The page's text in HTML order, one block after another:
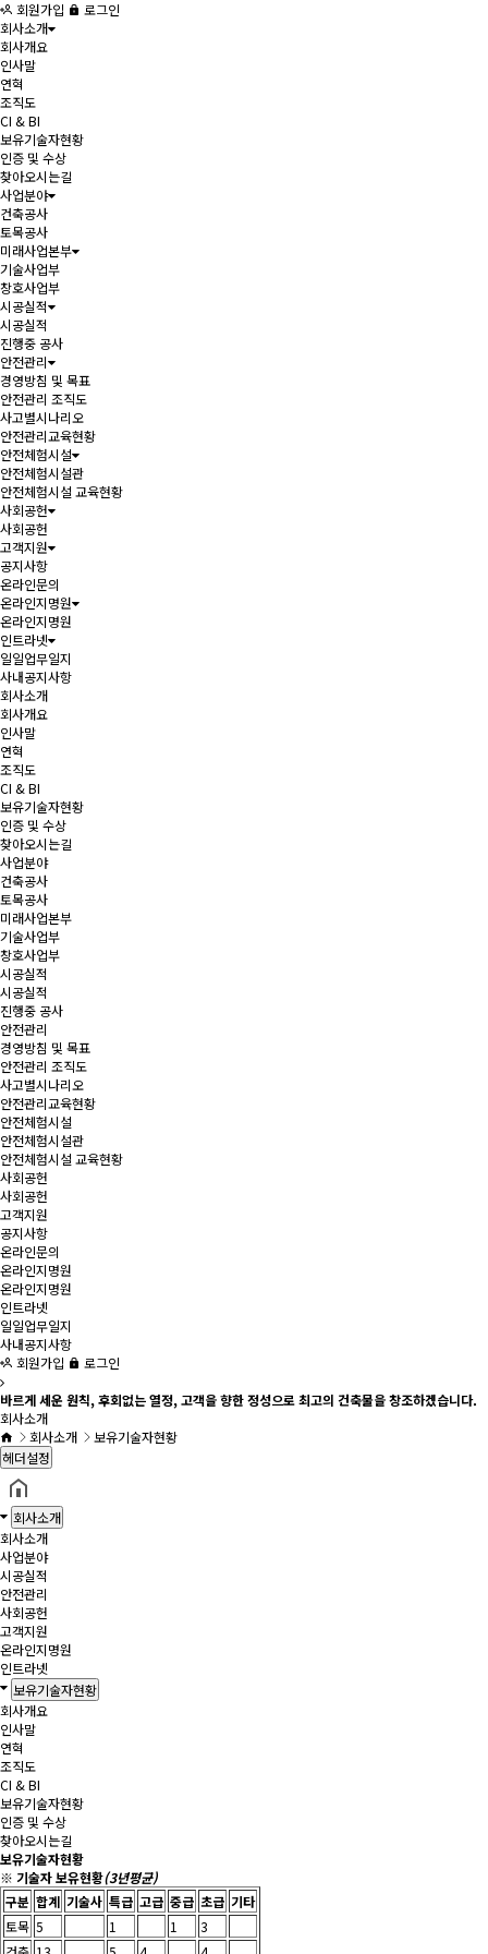
회원가입
로그인
회사소개
회사개요
인사말
연혁
조직도
CI & BI
보유기술자현황
인증 및 수상
찾아오시는길
사업분야
건축공사
토목공사
미래사업본부
기술사업부
창호사업부
시공실적
시공실적
진행중 공사
안전관리
경영방침 및 목표
안전관리 조직도
사고별시나리오
안전관리교육현황
안전체험시설
안전체험시설관
안전체험시설 교육현황
사회공헌
사회공헌
고객지원
공지사항
온라인문의
온라인지명원
온라인지명원
인트라넷
일일업무일지
사내공지사항
회사소개
회사개요
인사말
연혁
조직도
CI & BI
보유기술자현황
인증 및 수상
찾아오시는길
사업분야
건축공사
토목공사
미래사업본부
기술사업부
창호사업부
시공실적
시공실적
진행중 공사
안전관리
경영방침 및 목표
안전관리 조직도
사고별시나리오
안전관리교육현황
안전체험시설
안전체험시설관
안전체험시설 교육현황
사회공헌
사회공헌
고객지원
공지사항
온라인문의
온라인지명원
온라인지명원
인트라넷
일일업무일지
사내공지사항
회원가입
로그인
바르게 세운 원칙, 후회없는 열정, 고객을 향한 정성으로 최고의 건축물을 창조하겠습니다.
회사소개
회사소개
보유기술자현황
헤더설정
회사소개
회사소개
사업분야
시공실적
안전관리
사회공헌
고객지원
온라인지명원
인트라넷
보유기술자현황
회사개요
인사말
연혁
조직도
CI & BI
보유기술자현황
인증 및 수상
찾아오시는길
보유기술자현황
※ 기술자보유현황(3년평균)
구분 합계 기술사 특급 고급 중급 초급 기타
토목 5 1 1
3